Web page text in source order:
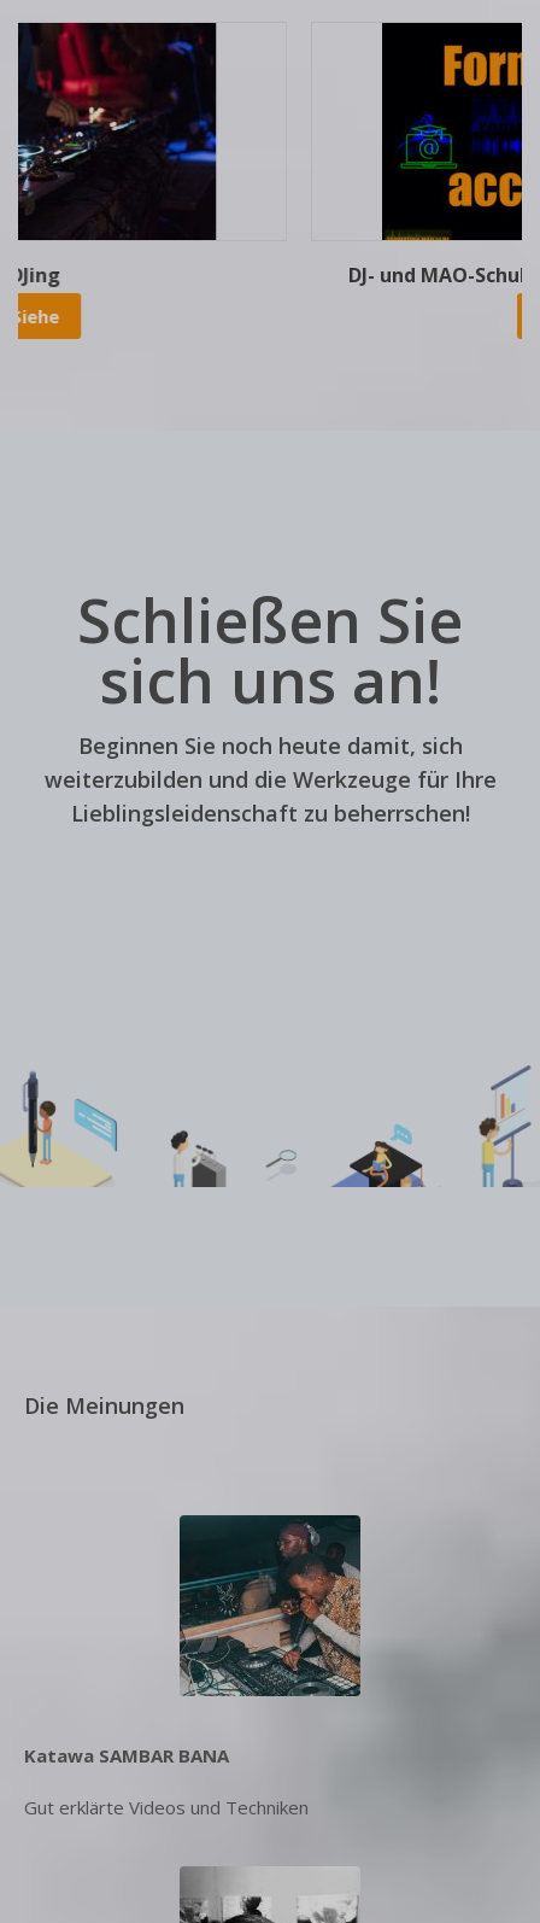
DJ- und MAO-Schulungen mit freiem Zugang
Schließen Sie
sich uns an!
Beginnen Sie noch heute damit, sich
weiterzubilden und die Werkzeuge für Ihre
Lieblingsleidenschaft zu beherrschen!
Die Meinungen
Katawa SAMBAR BANA
Gut erklärte Videos und Techniken